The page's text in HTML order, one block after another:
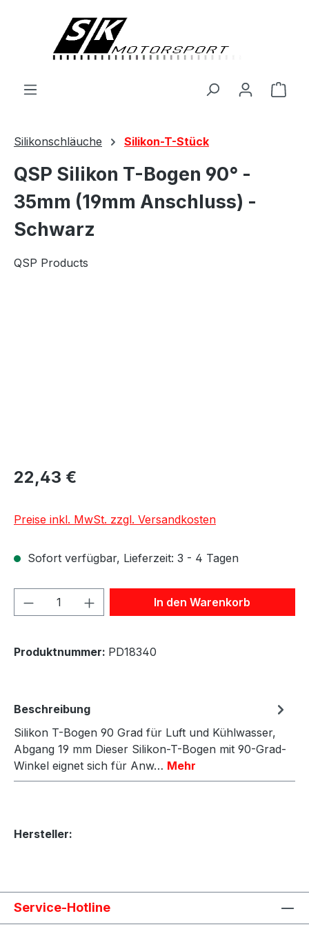
Silikonschläuche Silikon-T-Stück
QSP Silikon T-Bogen 90° -
35mm (19mm Anschluss) -
Schwarz
QSP Products
22,43 €
Preise inkl. MwSt. zzgl. Versandkosten
Sofort verfügbar, Lieferzeit: 3 - 4 Tagen
Produkt Anzahl: Gib denIn den Warenkorb
Produktnummer: PD18340
Beschreibung
Silikon T-Bogen 90 Grad für Luft und Kühlwasser,
Abgang 19 mm Dieser Silikon-T-Bogen mit 90-Grad-
Winkel eignet sich für Anw… Mehr
Hersteller:
Service-Hotline